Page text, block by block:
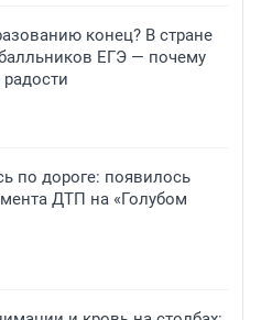
конец? В стране
ЕГЭ — почему
по дороге: появилось
ДТП на «Голубом